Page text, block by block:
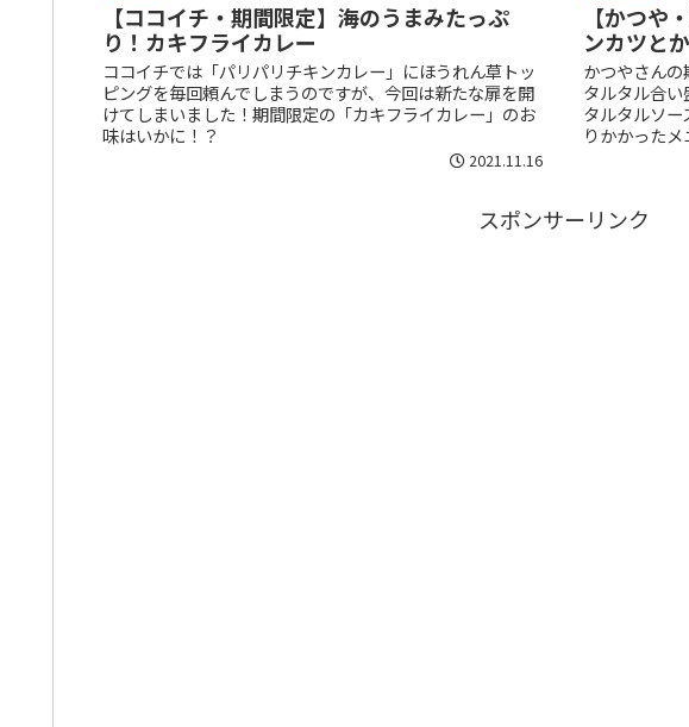
【ココイチ・期間限定】海のうまみたっぷ
り！カキフライカレー
ココイチでは「パリパリチキンカレー」にほうれん草トッ
ピングを毎回頼んでしまうのですが、今回は新たな扉を開
けてしまいました！期間限定の「カキフライカレー」のお
味はいかに！？
2021.11.16
【かつや
ンカツと
かつやさん
タルタル合い
タルタルソ
りかかった
スポンサーリンク